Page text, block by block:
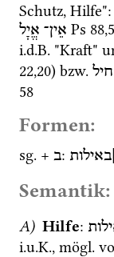
Schutz, Hilfe":
אֵין־ אֱיָל Ps 88,5
i.d.B. "Kraft"
22,20) bzw. חיל
58
Formen:
sg. + ב: ]באילות
Semantik:
A) Hilfe:
i.u.K., mögl.